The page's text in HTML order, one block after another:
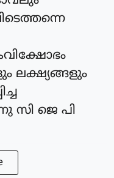
ലക്ഷ്യങ്ങളും
സി ജെ പി